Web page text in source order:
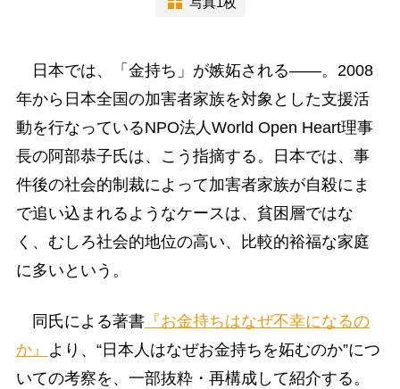
日本では、「金持ち」が嫉妬される――。2008
年から日本全国の加害者家族を対象とした支援活
動を行なっているNPO法人World Open Heart理事
長の阿部恭子氏は、こう指摘する。日本では、事
件後の社会的制裁によって加害者家族が自殺にま
で追い込まれるようなケースは、貧困層ではな
く、むしろ社会的地位の高い、比較的裕福な家庭
に多いという。
同氏による著書『お金持ちはなぜ不幸になるの
か』
より、“日本人はなぜお金持ちを妬むのか”につ
いての考察を、一部抜粋・再構成して紹介する。